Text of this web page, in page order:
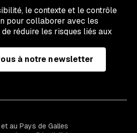
le contexte et le contrôle
pour collaborer avec les
réduire les risques liés aux
à notre newsletter
au Pays de Galles